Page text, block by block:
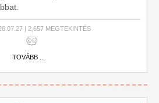
| 2,657 MEGTEKINTÉS
TOVÁBB ...